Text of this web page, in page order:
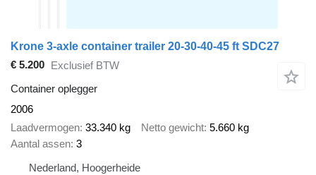
Krone 3-axle container trailer 20-30-40-45 ft SDC27
€ 5.200 Exclusief BTW
Container oplegger
2006
Laadvermogen 33.340 kg Netto gewicht 5.660 kg
Aantal assen 3
Nederland, Hoogerheide